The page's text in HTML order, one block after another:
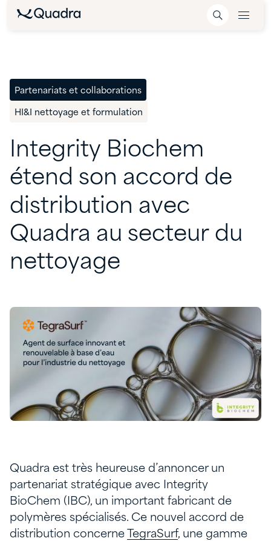
Partenariats et collaborations
HI&I nettoyage et formulation
Integrity Biochem
étend son accord de
distribution avec
Quadra au secteur du
nettoyage
Quadra est très heureuse d’annoncer un
partenariat stratégique avec Integrity
BioChem (IBC), un important fabricant de
polymères spécialisés. Ce nouvel accord de
distribution concerne
TegraSurf, une gamme